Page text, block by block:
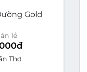
Gold
lẻ
đ
Thơ